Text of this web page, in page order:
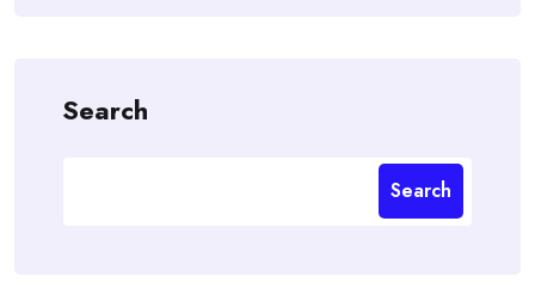
Search
Search